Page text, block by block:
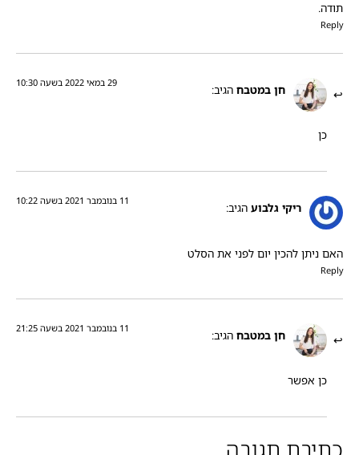
תודה.
Reply
חן במטבח הגיב:
29 במאי 2022 בשעה 10:30
כן
ריקי גלבוע הגיב:
11 בנובמבר 2021 בשעה 10:22
האם ניתן להכין יום לפני את הסלט
Reply
חן במטבח הגיב:
11 בנובמבר 2021 בשעה 21:25
כן אפשר